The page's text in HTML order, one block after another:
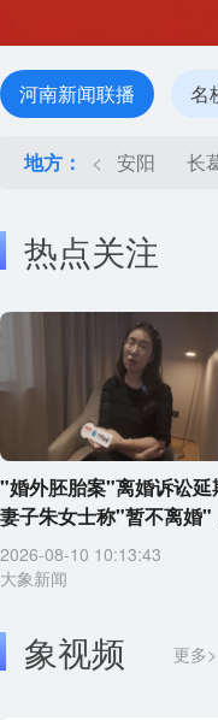
河南新闻联播 名
地方： < 安阳 长
热点关注
"婚外胚胎案"离婚诉讼延
妻子朱女士称"暂不离婚"
2026-08-10 10:13:43
大象新闻
象视频 更多>